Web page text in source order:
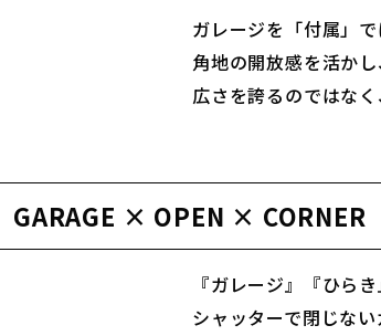
ガレージを「付属」
角地の開放感を活か
広さを誇るのではな
GARAGE × OPEN × CORNER
『ガレージ』『ひらき
シャッターで閉じな